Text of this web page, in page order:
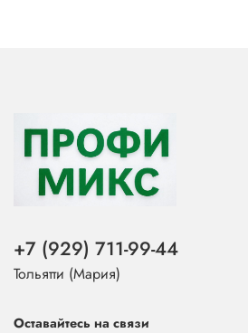
+7 (929) 711-99-44
Тольятти (Мария)
Оставайтесь на связи